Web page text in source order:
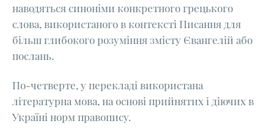
наводяться синоніми конкретного грецького
слова, використаного в контексті Писання для
більш глибокого розуміння змісту Євангелій або
послань.
По-четверте, у перекладі використана
літературна мова, на основі прийнятих і діючих в
Україні норм правопису.